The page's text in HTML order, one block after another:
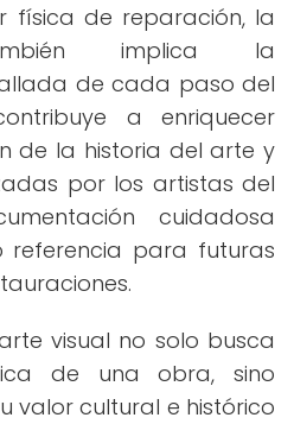
física de reparación, la
implica la
de cada paso del
a enriquecer
de la historia del arte y
por los artistas del
cuidadosa
referencia para futuras
visual no solo busca
de una obra, sino
valor cultural e histórico